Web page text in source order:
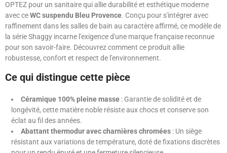
OPTEZ pour un sanitaire qui allie durabilité et esthétique moderne
avec ceWC suspendu Bleu Provence. Conçu pour s'intégrer avec
raffinement dans les salles de bain au caractère affirmé, ce modèle de
la série Shaggy incarne l'exigence d'une marque française reconnue
pour son savoir-faire. Découvrez comment ce produit allie
robustesse, confort et respect de l'environnement.
Ce qui distingue cette pièce
Céramique 100% pleine masse : Garantie de solidité et de
longévité, cette matière noble résiste aux chocs et conserve son
éclat au fil des années.
Abattant thermodur avec charnières chromées : Un siège
résistant aux variations de température, doté de fixations discrètes